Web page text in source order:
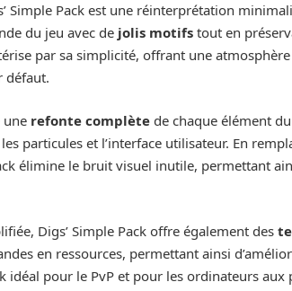
Simple Pack est une réinterprétation
du jeu avec de jolis motifs tout en
par sa simplicité, offrant une
défaut.
une refonte complète de chaque élément
particules et l’interface utilisateur. En
élimine le bruit visuel inutile, permettant
Digs’ Simple Pack offre également des
en ressources, permettant ainsi
idéal pour le PvP et pour les ordinateurs